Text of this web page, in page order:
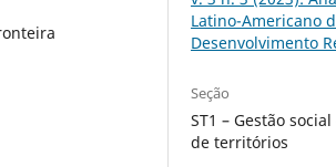
Latino-Americano
Desenvolvimento
Seção
ST1 – Gestão
de territórios